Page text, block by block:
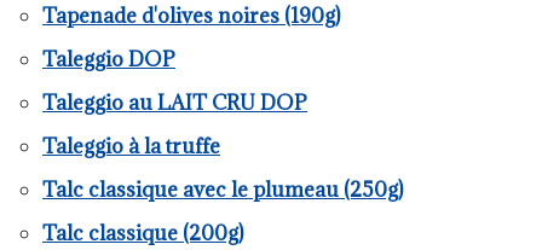
Tapenade d'olives noires (190g)
Taleggio DOP
Taleggio au LAIT CRU DOP
Taleggio à la truffe
Talc classique avec le plumeau (250g)
Talc classique (200g)